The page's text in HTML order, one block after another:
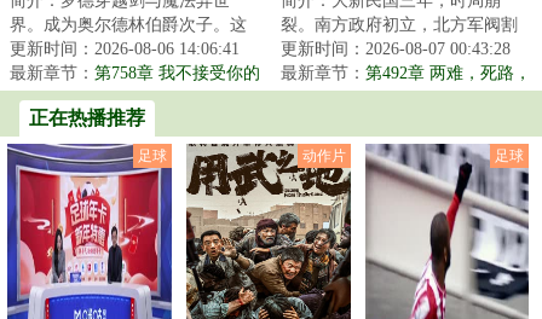
界。成为奥尔德林伯爵次子。这
个世界异族林立，高地的蛮族、
御兽的荒原人，甚...
更新时间：2026-08-06 14:06:41
最新章节： 第758章 我不接受你的
投降
裂。南方政府初立，北方军阀割
据混战。西洋铁舰叩关，前朝幽
魂不散。这是一个...
更新时间：2026-08-07 00:43:28
最新章节： 第492章 两难，死路，
正在热播推荐
足球 动作片 足球